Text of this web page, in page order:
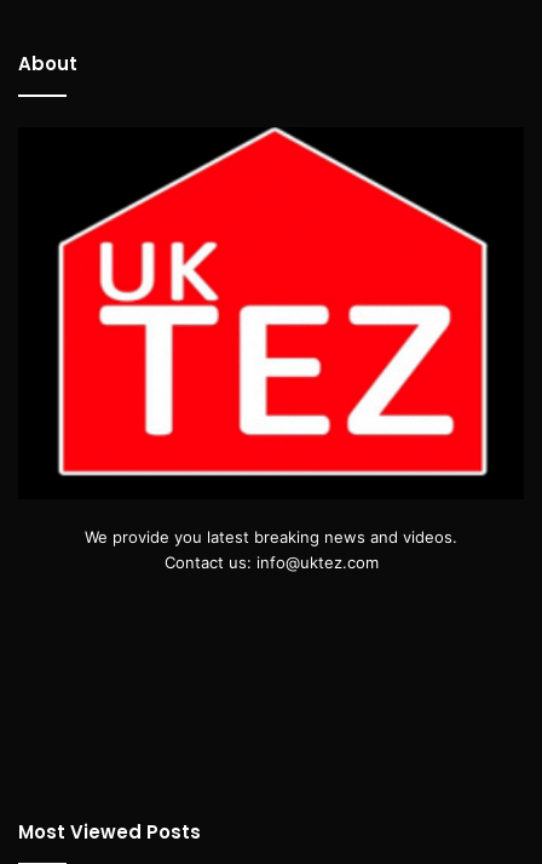
About
We provide you latest breaking news and videos.
Contact us: info@uktez.com
Most Viewed Posts